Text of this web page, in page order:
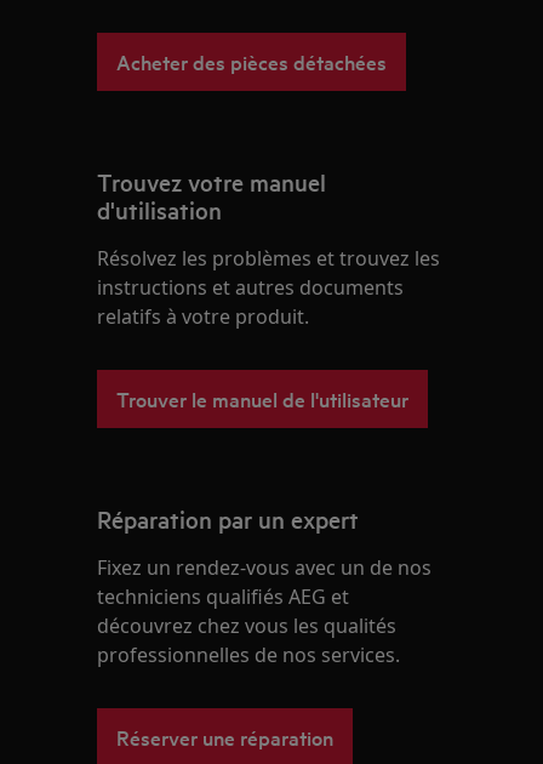
Acheter des pièces détachées
Trouvez votre manuel
d'utilisation
Résolvez les problèmes et trouvez les
instructions et autres documents
relatifs à votre produit.
Trouver le manuel de l'utilisateur
Réparation par un expert
Fixez un rendez-vous avec un de nos
techniciens qualifiés AEG et
découvrez chez vous les qualités
professionnelles de nos services.
Réserver une réparation